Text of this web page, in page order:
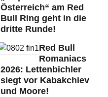
Österreich“ am Red
Bull Ring geht in die
dritte Runde!
Red Bull
Romaniacs
2026: Lettenbichler
siegt vor Kabakchiev
und Moore!